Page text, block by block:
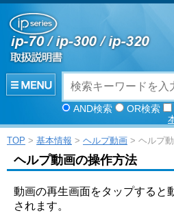
AND検索 OR検索
TOP > 基本情報 > ヘルプ動画 > ヘルプ
ヘルプ動画の操作方法
動画の再生画面をタップすると
されます。